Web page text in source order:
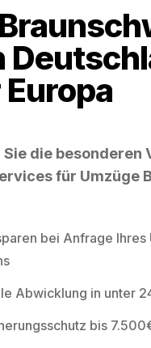
Sie die besonderen
für Umzüge
bei Anfrage Ihres
Abwicklung in unter
bis